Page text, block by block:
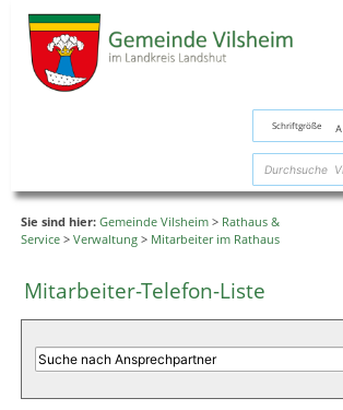
Schriftgröße A
Sie sind hier: Gemeinde Vilsheim > Rathaus &
Service > Verwaltung > Mitarbeiter im Rathaus
Mitarbeiter-Telefon-Liste